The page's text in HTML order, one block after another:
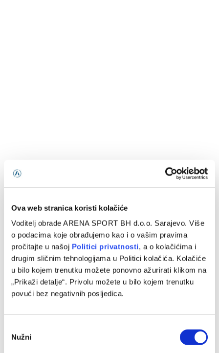
Ova web stranica koristi kolačiće
Voditelj obrade ARENA SPORT BH d.o.o. Sarajevo. Više
o podacima koje obrađujemo kao i o vašim pravima
pročitajte u našoj Politici privatnosti, a o kolačićima i
drugim sličnim tehnologijama u Politici kolačića. Kolačiće
u bilo kojem trenutku možete ponovno ažurirati klikom na
„Prikaži detalje“. Privolu možete u bilo kojem trenutku
povući bez negativnih posljedica.
Selection
Nužni